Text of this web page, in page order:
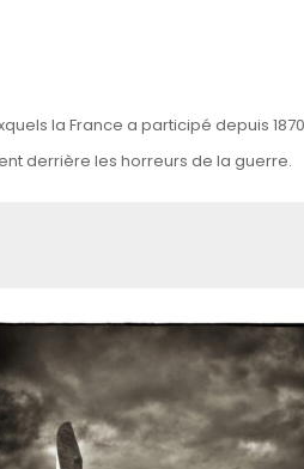
la France a participé depuis
derrière les horreurs de la guerre.